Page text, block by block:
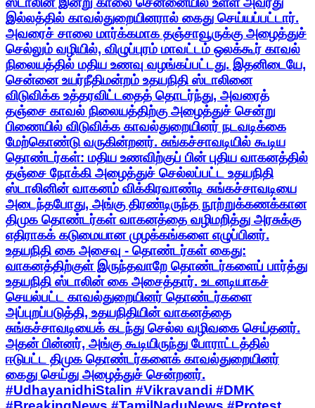
இல்லத்தில் காவல்துறையினரால் கைது செய்யப்பட்டார்.
அவரைச் சாலை மார்க்கமாக தஞ்சாவூருக்கு அழைத்துச்
செல்லும் வழியில், விழுப்புரம் மாவட்டம் ஒலக்கூர் காவல்
நிலையத்தில் மதிய உணவு வழங்கப்பட்டது. இதனிடையே,
சென்னை உயர்நீதிமன்றம் உதயநிதி ஸ்டாலினை
விடுவிக்க உத்தரவிட்டதைத் தொடர்ந்து, அவரைத்
தஞ்சை காவல் நிலையத்திற்கு அழைத்துச் சென்று
பிணையில் விடுவிக்க காவல்துறையினர் நடவடிக்கை
மேற்கொண்டு வருகின்றனர். சுங்கச்சாவடியில் கூடிய
தொண்டர்கள்: மதிய உணவிற்குப் பின் புதிய வாகனத்தில்
தஞ்சை நோக்கி அழைத்துச் செல்லப்பட்ட உதயநிதி
ஸ்டாலினின் வாகனம் விக்கிரவாண்டி சுங்கச்சாவடியை
அடைந்தபோது, அங்கு திரண்டிருந்த நூற்றுக்கணக்கான
திமுக தொண்டர்கள் வாகனத்தை வழிமறித்து அரசுக்கு
எதிராகக் கடுமையான முழக்கங்களை எழுப்பினர்.
உதயநிதி கை அசைவு - தொண்டர்கள் கைது:
வாகனத்திற்குள் இருந்தவாறே தொண்டர்களைப் பார்த்து
உதயநிதி ஸ்டாலின் கை அசைத்தார். உடனடியாகச்
செயல்பட்ட காவல்துறையினர் தொண்டர்களை
அப்புறப்படுத்தி, உதயநிதியின் வாகனத்தை
சுங்கச்சாவடியைக் கடந்து செல்ல வழிவகை செய்தனர்.
அதன் பின்னர், அங்கு கூடியிருந்து போராட்டத்தில்
ஈடுபட்ட திமுக தொண்டர்களைக் காவல்துறையினர்
கைது செய்து அழைத்துச் சென்றனர்.
#UdhayanidhiStalin #Vikravandi #DMK